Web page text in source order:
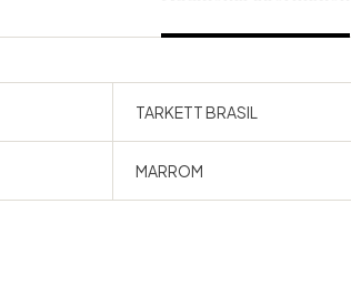
TARKETT BRASIL
MARROM